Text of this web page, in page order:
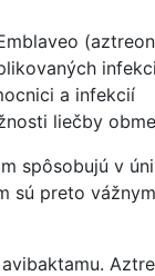
a infekcií
liečby
spôsobujú v
sú preto vážnym